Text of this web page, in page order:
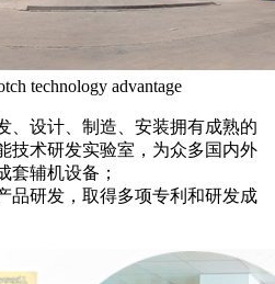
technology advantage
、设计、制造、安装拥有成熟的
技术研发实验室，为众多国内外
套辅机设备；
品研发，取得多项专利和研发成